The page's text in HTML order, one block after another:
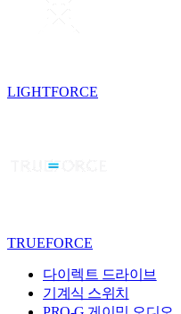
LIGHTFORCE
TRUEFORCE
다이렉트 드라이브
기계식 스위치